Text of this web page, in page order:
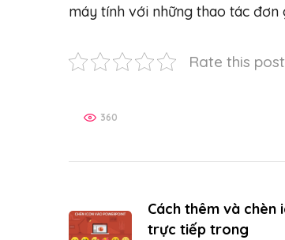
máy tính với những thao tác đơn
Rate this post
360
Cách thêm và chèn
trực tiếp trong